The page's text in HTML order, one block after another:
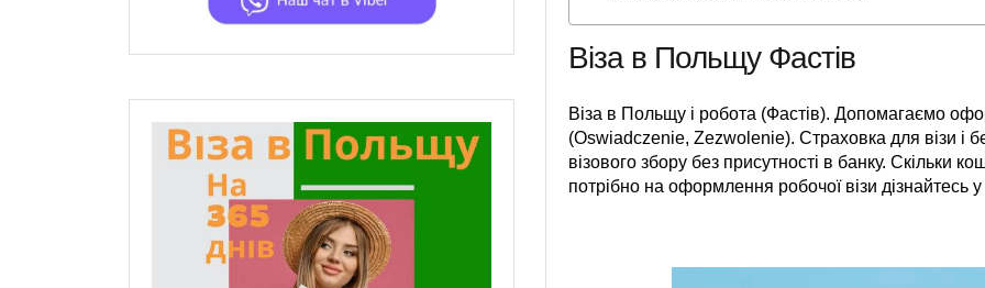
Віза в Польщу Фастів
Віза в Польщу і робота (Фастів). Допомагаємо
(Oswiadczenie, Zezwolenie). Страховка для візи і
візового збору без присутності в банку. Скільки
потрібно на оформлення робочої візи дізнайтесь у